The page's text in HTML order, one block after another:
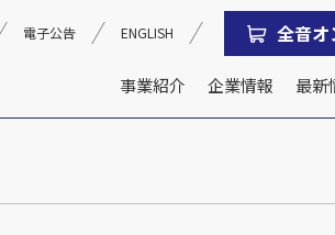
事業紹介 企業情報 最新
電子公告 ENGLISH 全音オ